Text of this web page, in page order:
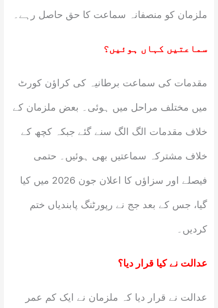
ملزمان کو منصفانہ سماعت کا حق حاصل رہے۔
سماعتیں کہاں ہوئیں؟
مقدمات کی سماعت برطانیہ کی کراؤن کورٹ
میں مختلف مراحل میں ہوئی۔ بعض ملزمان کے
خلاف مقدمات الگ الگ سنے گئے جبکہ کچھ کے
خلاف مشترکہ سماعتیں بھی ہوئیں۔ حتمی
فیصلے اور سزاؤں کا اعلان جون 2026 میں کیا
گیا، جس کے بعد جج نے رپورٹنگ پابندیاں ختم
کردیں۔
عدالت نے کیا قرار دیا؟
عدالت نے قرار دیا کہ ملزمان نے ایک کم عمر